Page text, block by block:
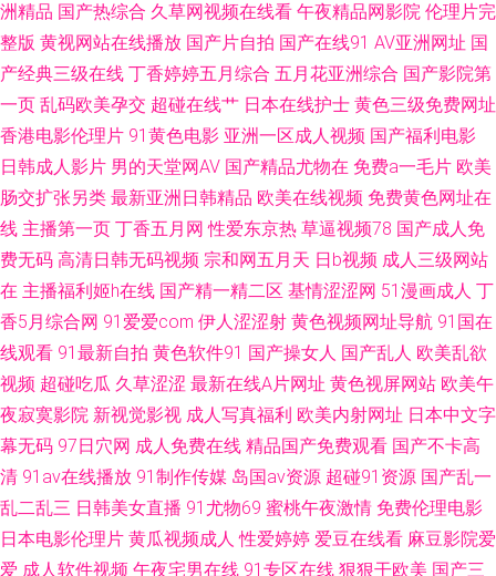
女AA片 91超碰青青 国内成人精品 加勒比91AV 国产乱淫视频 日本污污网站
91高清视频 豆花吃瓜 色色青青草 91在线观看原创 国产亚洲一A 日本免费AA
片 在线播放97国产 探花电影 国产成人天天操 欧美另类色图 伊人老司机大香
蕉 超碰激情人妻在线 老司机性AV 婷婷瑟瑟在线
洲精品 国产热综合 久草网视频在线看 午夜精品网影院 伦理片完
整版 黄视网站在线播放 国产片自拍 国产在线91 AV亚洲网址 国
产经典三级在线 丁香婷婷五月综合 五月花亚洲综合 国产影院第
一页 乱码欧美孕交 超碰在线艹 日本在线护士 黄色三级免费网址
香港电影伦理片 91黄色电影 亚洲一区成人视频 国产福利电影
日韩成人影片 男的天堂网AV 国产精品尤物在 免费a一毛片 欧美
肠交扩张另类 最新亚洲日韩精品 欧美在线视频 免费黄色网址在
线 主播第一页 丁香五月网 性爱东京热 草逼视频78 国产成人免
费无码 高清日韩无码视频 宗和网五月天 日b视频 成人三级网站
在 主播福利姬h在线 国产精一精二区 基情涩涩网 51漫画成人 丁
香5月综合网 91爱爱com 伊人涩涩射 黄色视频网址导航 91国在
线观看 91最新自拍 黄色软件91 国产操女人 国产乱人 欧美乱欲
视频 超碰吃瓜 久草涩涩 最新在线A片网址 黄色视屏网站 欧美午
夜寂寞影院 新视觉影视 成人写真福利 欧美内射网址 日本中文字
幕无码 97日穴网 成人免费在线 精品国产免费观看 国产不卡高
清 91av在线播放 91制作传媒 岛国av资源 超碰91资源 国产乱一
乱二乱三 日韩美女直播 91尤物69 蜜桃午夜激情 免费伦理电影
日本电影伦理片 黄瓜视频成人 性爱婷婷 爱豆在线看 麻豆影院爱
爱 成人软件视频 午夜宅男在线 91专区在线 狠狠干欧美 国产三